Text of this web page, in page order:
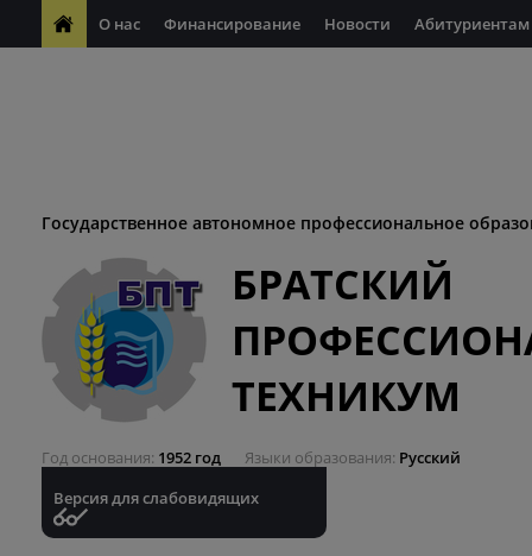
О нас Финансирование Новости Абитуриентам
Государственное автономное профессиональное
БРАТСКИЙ
ТЕХНИКУМ
Год основания 1952 год Языки образования Русский
Версия для слабовидящих